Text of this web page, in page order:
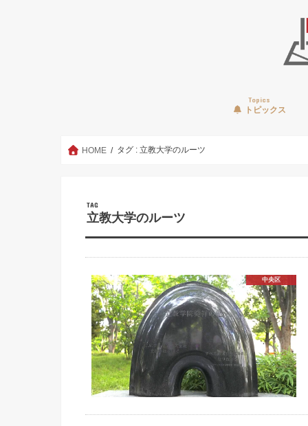
Topics
トピックス
HOME タグ : 立教大学のルーツ
TAG
立教大学のルーツ
中央区